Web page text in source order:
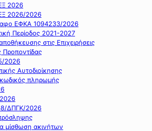
2026
2026/2026
ΕΦΚΑ 1094233/2026
Περίοδος 2021-2027
στις Επιχειρήσεις
2026
Αυτοδιοίκησης
πληρωμής
ΔΠΓΚ/2026
μίσθωση ακινήτων